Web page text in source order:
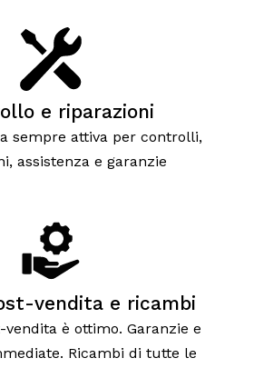
e riparazioni
sempre attiva per controlli,
assistenza e garanzie
vendita e ricambi
vendita è ottimo. Garanzie e
Ricambi di tutte le